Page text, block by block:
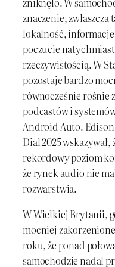
znaczenie,
lokalność,
poczucie
rzeczywistością. W
pozostaje bardzo
równocześnie rośnie
podcastów i
Android Auto.
Dial 2025 wskazywał,
rekordowy poziom
że rynek audio nie
rozwarstwia.
W Wielkiej Brytanii,
mocniej
roku, że ponad
samochodzie nadal